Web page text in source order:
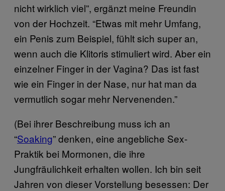
nicht wirklich viel”, ergänzt meine Freundin
von der Hochzeit. “Etwas mit mehr Umfang,
ein Penis zum Beispiel, fühlt sich super an,
wenn auch die Klitoris stimuliert wird. Aber ein
einzelner Finger in der Vagina? Das ist fast
wie ein Finger in der Nase, nur hat man da
vermutlich sogar mehr Nervenenden.”
(Bei ihrer Beschreibung muss ich an
“Soaking” denken, eine angebliche Sex-
Praktik bei Mormonen, die ihre
Jungfräulichkeit erhalten wollen. Ich bin seit
Jahren von dieser Vorstellung besessen: Der